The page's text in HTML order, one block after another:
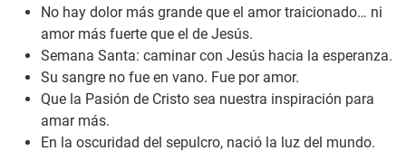
No hay dolor más grande que el amor traicionado… ni
amor más fuerte que el de Jesús.
Semana Santa: caminar con Jesús hacia la esperanza.
Su sangre no fue en vano. Fue por amor.
Que la Pasión de Cristo sea nuestra inspiración para
amar más.
En la oscuridad del sepulcro, nació la luz del mundo.